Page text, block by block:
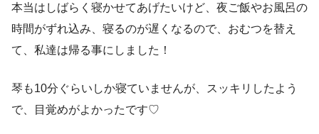
本当はしばらく寝かせてあげたいけど、夜ご飯やお風呂の
時間がずれ込み、寝るのが遅くなるので、おむつを替え
て、私達は帰る事にしました！
琴も10分ぐらいしか寝ていませんが、スッキリしたよう
で、目覚めがよかったです♡